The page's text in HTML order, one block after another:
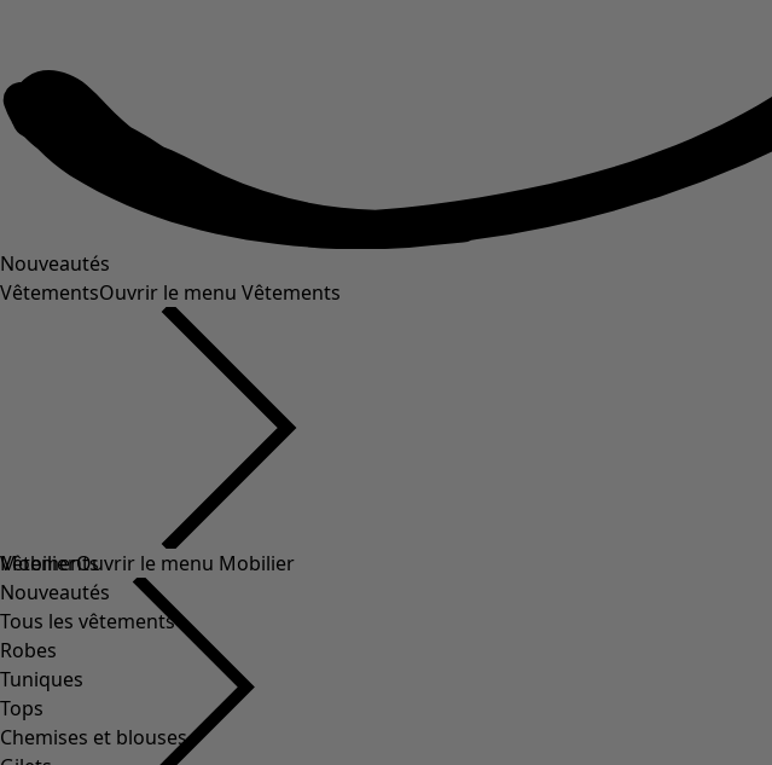
Nouveautés
VêtementsOuvrir le menu Vêtements
Vêtements
Nouveautés
Tous les vêtements
Robes
Tuniques
Tops
Chemises et blouses
MobilierOuvrir le menu Mobilier